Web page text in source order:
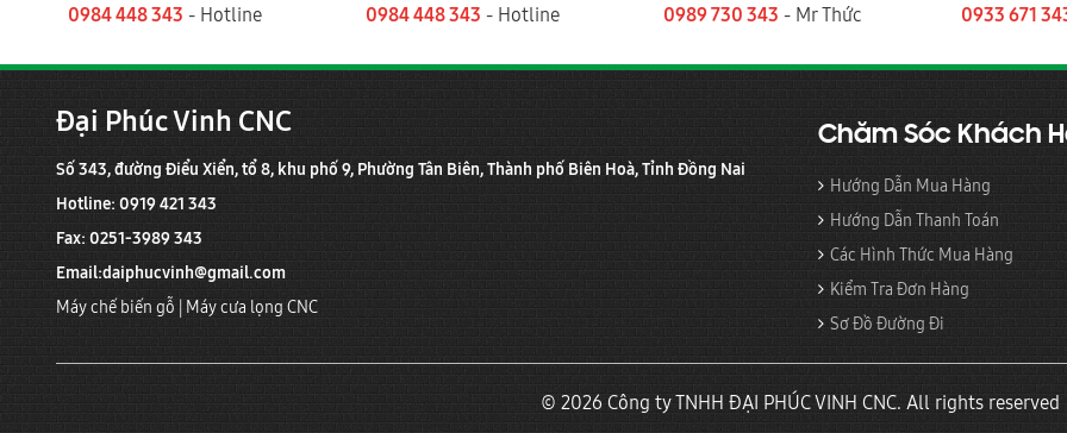
0984 448 343 - Hotline
0984 448 343 - Hotline
0989 730 343 - Mr Thức
0933 671
Đại Phúc Vinh CNC
Số 343, đường Điểu Xiển, tổ 8, khu phố 9, Phường Tân Biên, Thành phố Biên Hoà, Tỉnh Đồng Nai
Hotline: 0919 421 343
Fax: 0251-3989 343
Email:daiphucvinh@gmail.com
Máy chế biến gỗ | Máy cưa lọng CNC
Chăm Sóc Khách
Hướng Dẫn Mua Hàng
Hướng Dẫn Thanh Toán
Các Hình Thức Mua Hàng
Kiểm Tra Đơn Hàng
Sơ Đồ Đường Đi
© 2026 Công ty TNHH ĐẠI PHÚC VINH CNC. All rights reserved